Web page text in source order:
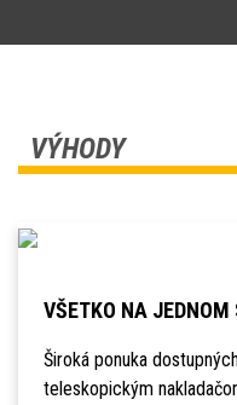
VÝHODY
VŠETKO NA JEDNOM
Široká ponuka
teleskopickým